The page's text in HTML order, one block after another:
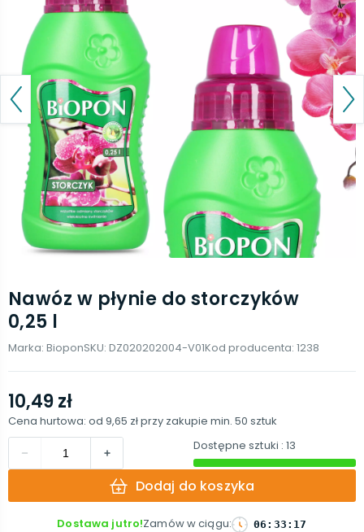
Nawóz w płynie do storczyków
0,25 l
Marka: BioponSKU: DZ020202004-V01Kod producenta: 1238
10,49 zł
Cena hurtowa: od 9,65 złprzy zakupie min. 50 sztuk
Dostępne sztuki : 13
Dodaj do koszyka
Dostawa jutro!Zamów w ciągu: 06 : 33 : 16